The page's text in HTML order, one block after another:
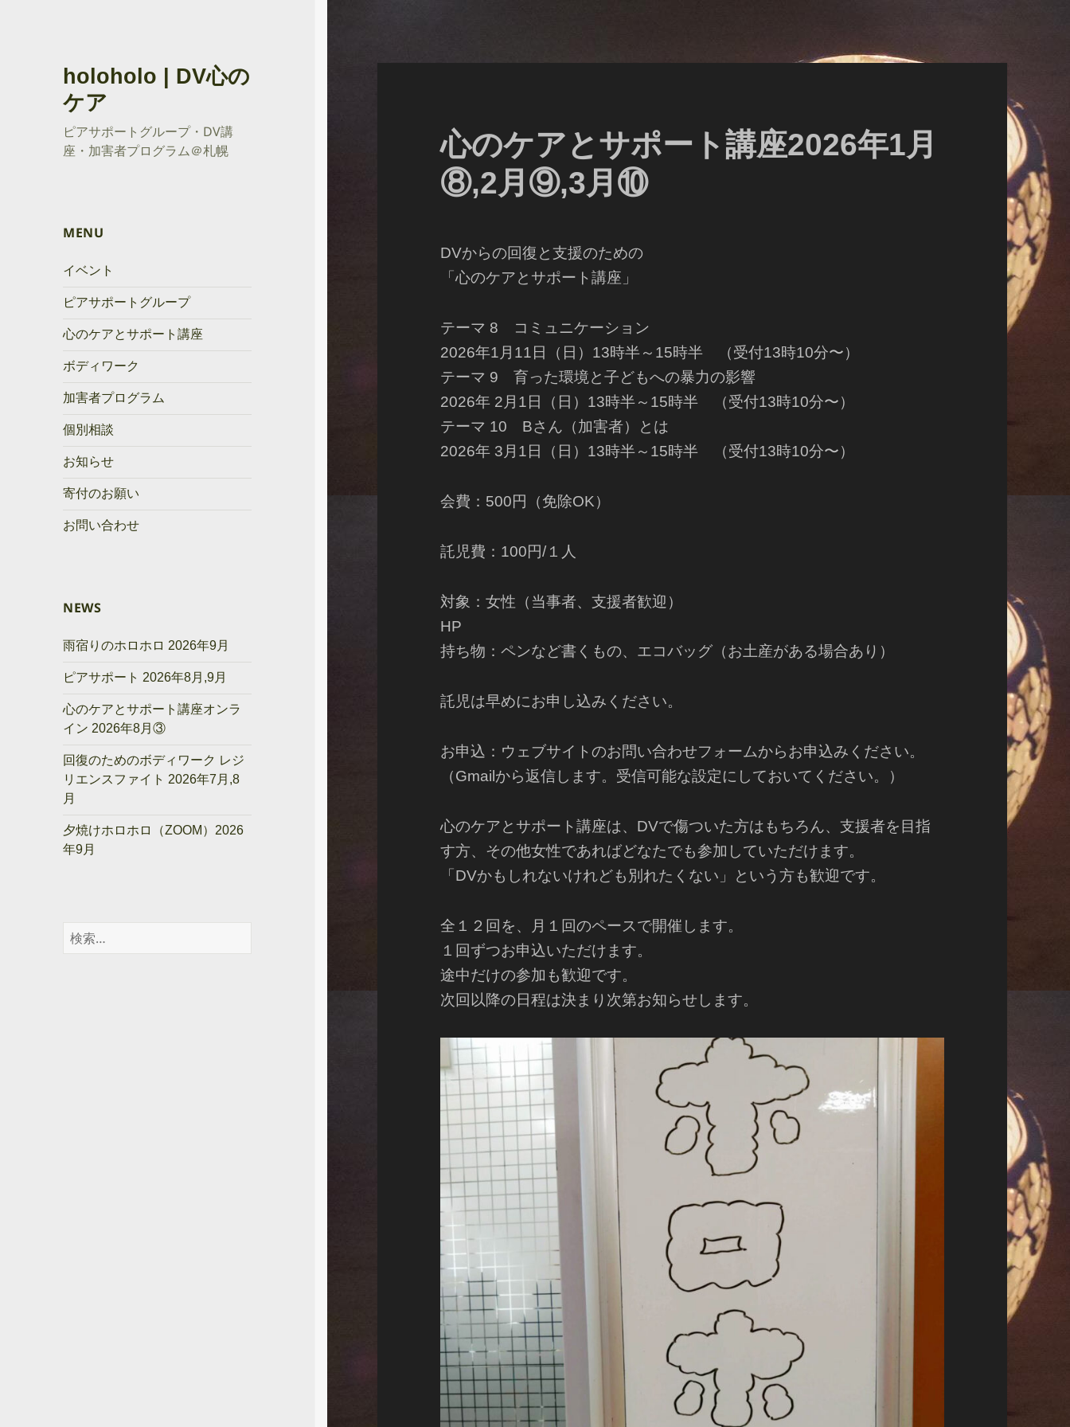
holoholo | DV心の
ケア
ピアサポートグループ・DV講
座・加害者プログラム＠札幌
MENU
イベント
ピアサポートグループ
心のケアとサポート講座
ボディワーク
加害者プログラム
個別相談
お知らせ
寄付のお願い
お問い合わせ
NEWS
雨宿りのホロホロ 2026年9月
ピアサポート 2026年8月,9月
心のケアとサポート講座オンラ
イン 2026年8月③
回復のためのボディワーク レジ
リエンスファイト 2026年7月,8
月
夕焼けホロホロ（ZOOM）2026
年9月
検
心のケアとサポート講座2026年1月
⑧,2月⑨,3月⑩
DVからの回復と支援のための
「心のケアとサポート講座」
テーマ 8 コミュニケーション
2026年1月11日（日）13時半～15時半 （受付13時10分〜）
テーマ 9 育った環境と子どもへの暴力の影響
2026年 2月1日（日）13時半～15時半 （受付13時10分〜）
テーマ 10 Bさん（加害者）とは
2026年 3月1日（日）13時半～15時半 （受付13時10分〜）
会費：500円（免除OK）
託児費：100円/１人
対象：女性（当事者、支援者歓迎）
HP
持ち物：ペンなど書くもの、エコバッグ（お土産がある場合あり）
託児は早めにお申し込みください。
お申込：ウェブサイトのお問い合わせフォームからお申込みください。
（Gmailから返信します。受信可能な設定にしておいてください。）
心のケアとサポート講座は、DVで傷ついた方はもちろん、支援者を目指
す方、その他女性であればどなたでも参加していただけます。
「DVかもしれないけれども別れたくない」という方も歓迎です。
全１２回を、月１回のペースで開催します。
１回ずつお申込いただけます。
途中だけの参加も歓迎です。
次回以降の日程は決まり次第お知らせします。